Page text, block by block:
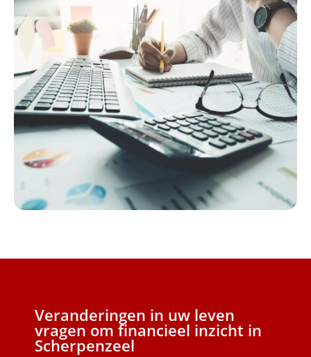
Veranderingen in uw leven
vragen om financieel inzicht in
Scherpenzeel